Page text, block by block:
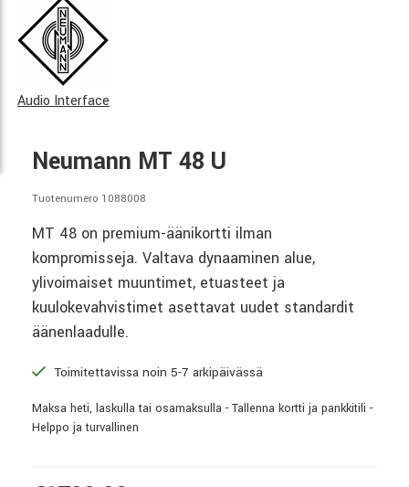
Audio Interface
Neumann MT 48 U
Tuotenumero 1088008
MT 48 on premium-äänikortti ilman
kompromisseja. Valtava dynaaminen alue,
ylivoimaiset muuntimet, etuasteet ja
kuulokevahvistimet asettavat uudet standardit
äänenlaadulle.
Toimitettavissa noin 5-7 arkipäivässä
Maksa heti, laskulla tai osamaksulla - Tallenna kortti ja pankkitili -
Helppo ja turvallinen